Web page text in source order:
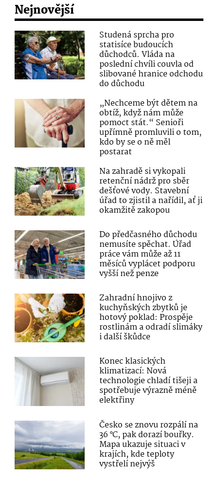
Nejnovější
Studená sprcha pro
statisíce budoucích
důchodců. Vláda na
poslední chvíli couvla od
slibované hranice odchodu
do důchodu
„Nechceme být dětem na
obtíž, když nám může
pomoct stát.“ Senioři
upřímně promluvili o tom,
kdo by se o ně měl
postarat
Na zahradě si vykopali
retenční nádrž pro sběr
dešťové vody. Stavební
úřad to zjistil a nařídil, ať ji
okamžitě zakopou
Do předčasného důchodu
nemusíte spěchat. Úřad
práce vám může až 11
měsíců vyplácet podporu
vyšší než penze
Zahradní hnojivo z
kuchyňských zbytků je
hotový poklad: Prospěje
rostlinám a odradí slimáky
i další škůdce
Konec klasických
klimatizací: Nová
technologie chladí tišeji a
spotřebuje výrazně méně
elektřiny
Česko se znovu rozpálí na
36 °C, pak dorazí bouřky.
Mapa ukazuje situaci v
krajích, kde teploty
vystřelí nejvýš